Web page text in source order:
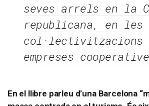
seves arrels en la
republicana, en les
empreses
En el llibre parleu d’una Barcelona